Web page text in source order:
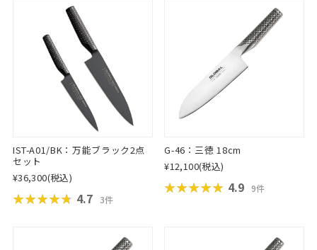
IST-A01/BK：万能ブラック2点
セット
¥36,300(税込)
★★★★★
★★★★★ 4.7 3件
G-46：三徳 18cm
¥12,100(税込)
★★★★★
★★★★★ 4.9 9件